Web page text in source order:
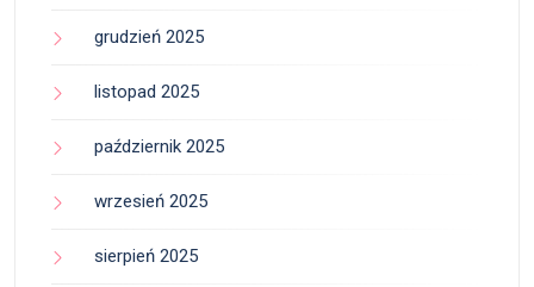
grudzień 2025
listopad 2025
październik 2025
wrzesień 2025
sierpień 2025